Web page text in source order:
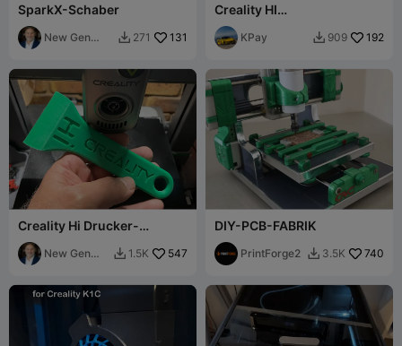
SparkX-Schaber
New Gen
 271 131
Creality HI
Displayabdeckung
KPay  909 192
Creality Hi Drucker-
Schaber
New Gen
 1.5K 547
DIY-PCB-FABRIK
PrintForge2  3.5K 740